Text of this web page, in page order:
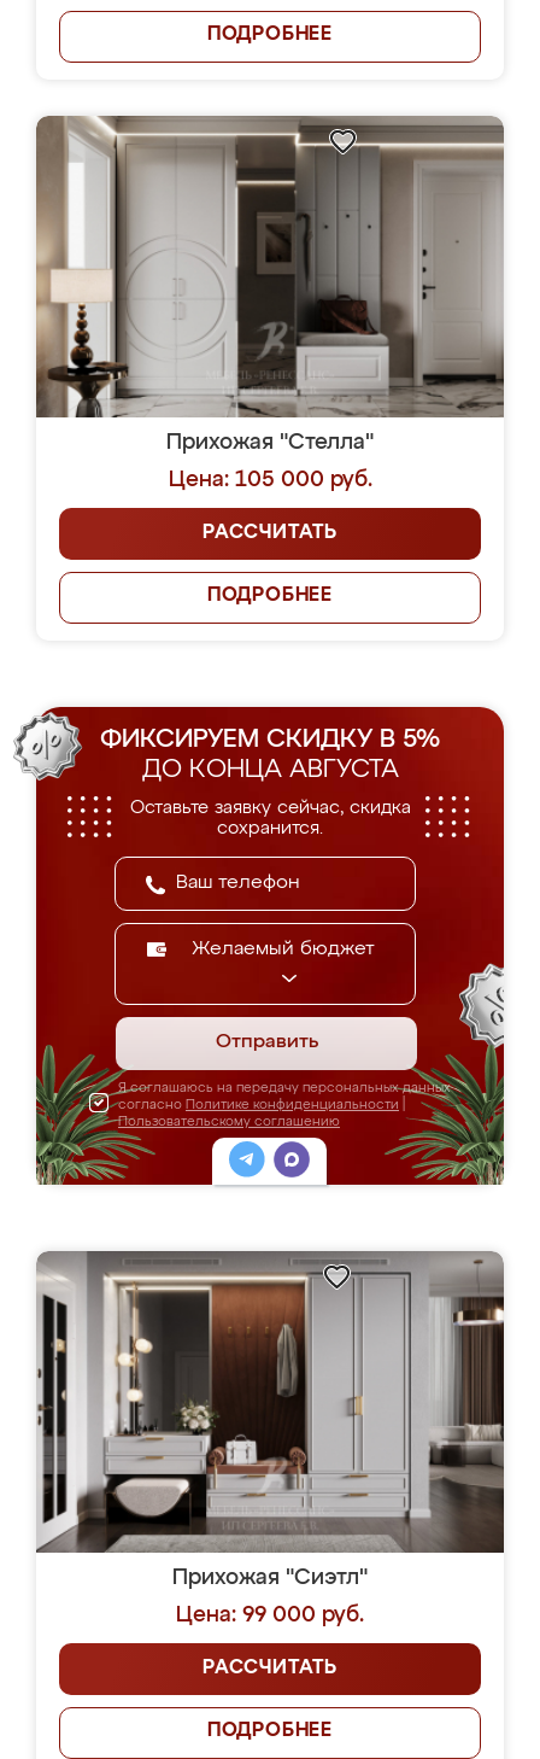
ПОДРОБНЕЕ
Прихожая "Стелла"
Цена: 105 000 руб.
РАССЧИТАТЬ
ПОДРОБНЕЕ
ФИКСИРУЕМ СКИДКУ В 5%
ДО КОНЦА АВГУСТА
Оставьте заявку сейчас, скидка
сохранится.
Желаемый бюджет
Отправить
Я соглашаюсь на передачу персональных данных
согласно Политике конфиденциальности
Пользовательскому соглашению
Прихожая "Сиэтл"
Цена: 99 000 руб.
РАССЧИТАТЬ
ПОДРОБНЕЕ